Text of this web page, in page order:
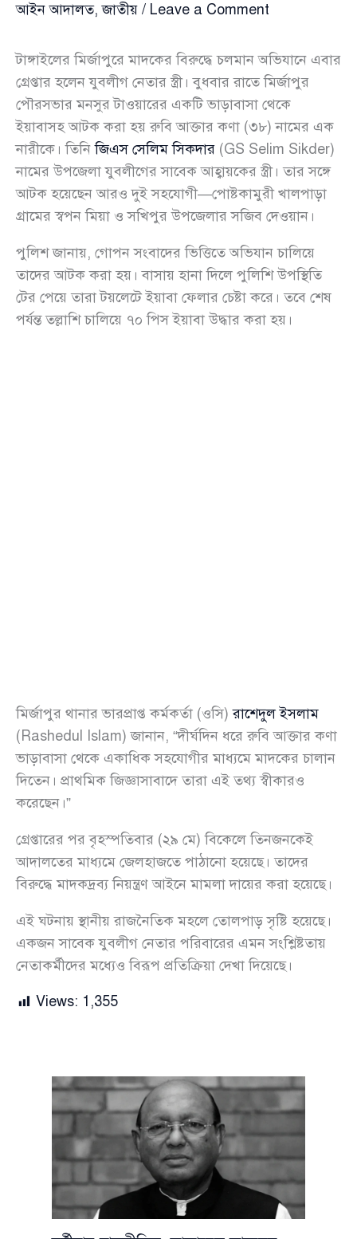
আইন আদালত,জাতীয় / Leave a Comment
টাঙ্গাইলের মির্জাপুরে মাদকের বিরুদ্ধে চলমান অভিযানে এবার
গ্রেপ্তার হলেন যুবলীগ নেতার স্ত্রী। বুধবার রাতে মির্জাপুর
পৌরসভার মনসুর টাওয়ারের একটি ভাড়াবাসা থেকে
ইয়াবাসহ আটক করা হয় রুবি আক্তার কণা (৩৮) নামের এক
নারীকে। তিনিজিএস সেলিম সিকদার (GS Selim Sikder)
নামের উপজেলা যুবলীগের সাবেক আহ্বায়কের স্ত্রী। তার সঙ্গে
আটক হয়েছেন আরও দুই সহযোগী—পোষ্টকামুরী খালপাড়া
গ্রামের স্বপন মিয়া ও সখিপুর উপজেলার সজিব দেওয়ান।
পুলিশ জানায়, গোপন সংবাদের ভিত্তিতে অভিযান চালিয়ে
তাদের আটক করা হয়। বাসায় হানা দিলে পুলিশি উপস্থিতি
টের পেয়ে তারা টয়লেটে ইয়াবা ফেলার চেষ্টা করে। তবে শেষ
পর্যন্ত তল্লাশি চালিয়ে ৭০ পিস ইয়াবা উদ্ধার করা হয়।
মির্জাপুর থানার ভারপ্রাপ্ত কর্মকর্তা (ওসি)রাশেদুল ইসলাম
(Rashedul Islam) জানান, “দীর্ঘদিন ধরে রুবি আক্তার কণা
ভাড়াবাসা থেকে একাধিক সহযোগীর মাধ্যমে মাদকের চালান
দিতেন। প্রাথমিক জিজ্ঞাসাবাদে তারা এই তথ্য স্বীকারও
করেছেন।”
গ্রেপ্তারের পর বৃহস্পতিবার (২৯ মে) বিকেলে তিনজনকেই
আদালতের মাধ্যমে জেলহাজতে পাঠানো হয়েছে। তাদের
বিরুদ্ধে মাদকদ্রব্য নিয়ন্ত্রণ আইনে মামলা দায়ের করা হয়েছে।
এই ঘটনায় স্থানীয় রাজনৈতিক মহলে তোলপাড় সৃষ্টি হয়েছে।
একজন সাবেক যুবলীগ নেতার পরিবারের এমন সংশ্লিষ্টতায়
নেতাকর্মীদের মধ্যেও বিরূপ প্রতিক্রিয়া দেখা দিয়েছে।
Views: 1,355